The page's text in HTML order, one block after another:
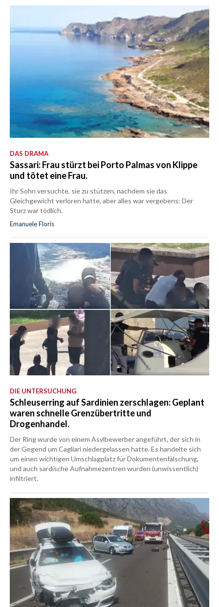
DAS DRAMA
Sassari: Frau stürzt bei Porto Palmas von Klippe
und tötet eine Frau.
Ihr Sohn versuchte, sie zu stützen, nachdem sie das
Gleichgewicht verloren hatte, aber alles war vergebens: Der
Sturz war tödlich.
Emanuele Floris
DIE UNTERSUCHUNG
Schleuserring auf Sardinien zerschlagen: Geplant
waren schnelle Grenzübertritte und
Drogenhandel.
Der Ring wurde von einem Asylbewerber angeführt, der sich in
der Gegend um Cagliari niedergelassen hatte. Es handelte sich
um einen wichtigen Umschlagplatz für Dokumentenfälschung,
und auch sardische Aufnahmezentren wurden (unwissentlich)
infiltriert.